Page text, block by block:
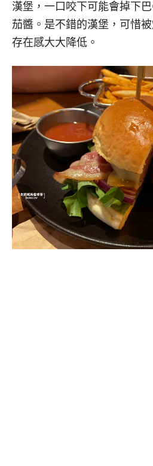
漢堡，一口咬下可能會掉下
茄醬。是不錯的漢堡，可惜
存在感大大降低。